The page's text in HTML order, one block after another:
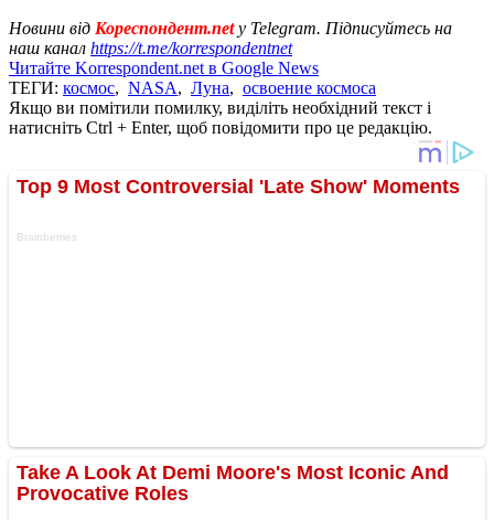
Новини від Кореспондент.netу Telegram. Підписуйтесь на
наш канал https://t.me/korrespondentnet
Читайте Korrespondent.net в Google News
ТЕГИ: космос, NASA, Луна, освоение космоса
Якщо ви помітили помилку, виділіть необхідний текст і
натисніть Ctrl + Enter, щоб повідомити про це редакцію.